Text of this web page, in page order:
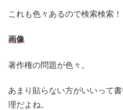
これも色々あるので検索検索！
画像
著作権の問題が色々。
あまり貼らない方がいいって
理だよね。